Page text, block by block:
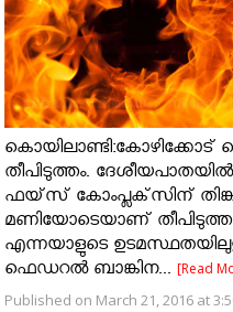
കൊയിലാണ്ടി:കോഴിക്കോട്
തീപിടുത്തം. ദേശീയപാതയില്‍
ഫയ്‌സ് കോംപ്ലക്‌സിന്
മണിയോടെയാണ്
എന്നയാളുടെ
ഫെഡറല്‍ ബാങ്കിന...[Read
Published on March 21, 2016 at